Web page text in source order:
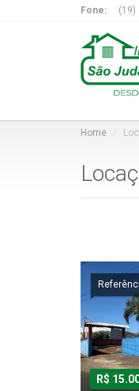
Fone: (19)
Home
R$